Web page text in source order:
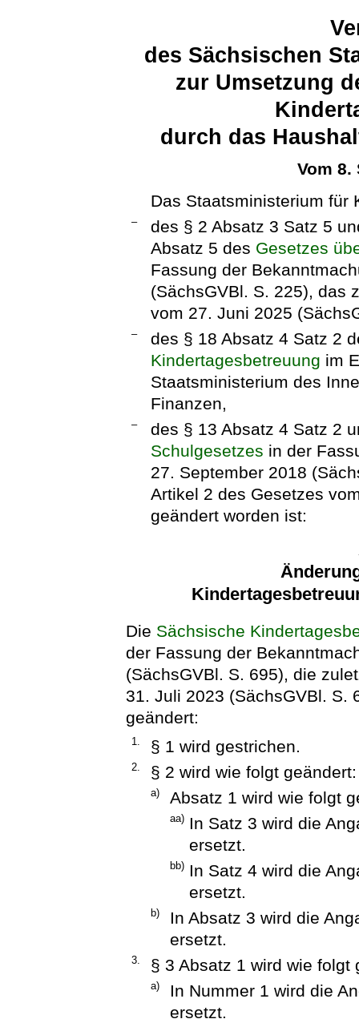
des Sächsischen
zur Umsetzung
durch das
Vom 8.
Das Staatsministerium für
–
des § 2 Absatz 3 Satz 5
Absatz 5 des Gesetzes
Fassung der
(SächsGVBl. S. 225), das
vom 27. Juni 2025
–
des § 18 Absatz 4 Satz 2
Kindertagesbetreuung im
Staatsministerium des
Finanzen,
–
des § 13 Absatz 4 Satz 2
Schulgesetzes in der
27. September 2018
Artikel 2 des Gesetzes
geändert worden ist:
Die Sächsische
der Fassung der
(SächsGVBl. S. 695), die
31. Juli 2023 (SächsGVBl. S.
geändert:
1. § 1 wird gestrichen.
2. § 2 wird wie folgt geändert:
a) Absatz 1 wird wie folgt
aa) In Satz 3 wird die
ersetzt.
bb) In Satz 4 wird die
ersetzt.
b)
In Absatz 3 wird die
ersetzt.
3. § 3 Absatz 1 wird wie folgt
a)
In Nummer 1 wird die
ersetzt.